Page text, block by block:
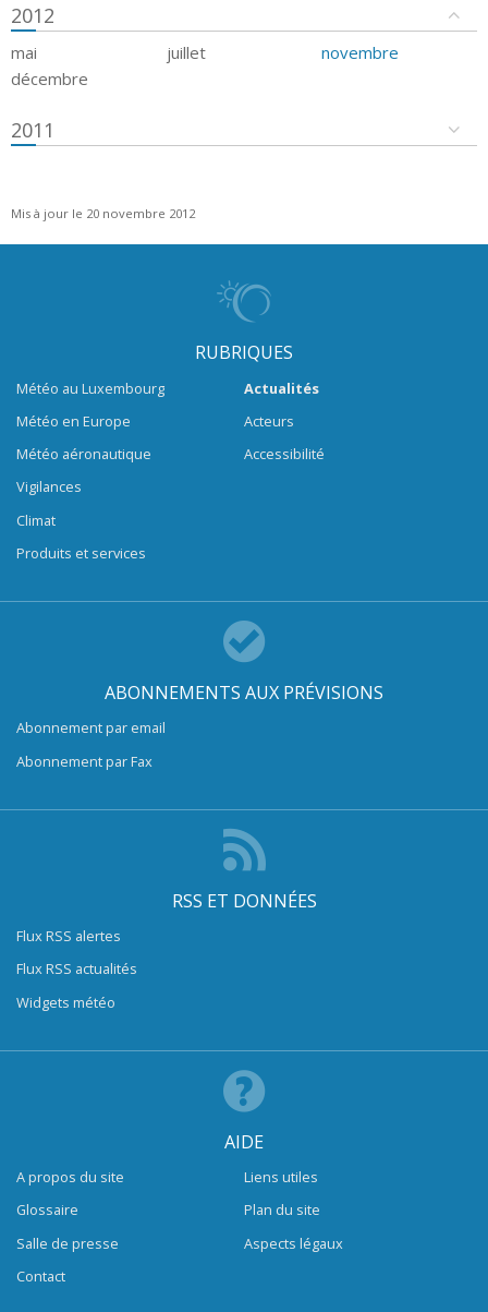
2012
mai juillet
novembre
décembre
2011
Mis à jour le 20 novembre 2012
RUBRIQUES
Météo au Luxembourg
Météo en Europe
Météo aéronautique
Vigilances
Climat
Produits et services
Actualités
Acteurs
Accessibilité
ABONNEMENTS AUX PRÉVISIONS
Abonnement par email
Abonnement par Fax
RSS ET DONNÉES
Flux RSS alertes
Flux RSS actualités
Widgets météo
AIDE
A propos du site
Glossaire
Salle de presse
Contact
Liens utiles
Plan du site
Aspects légaux